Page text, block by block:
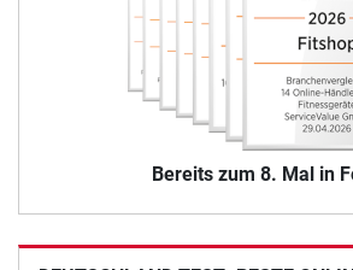
Bereits zum 8. Mal in